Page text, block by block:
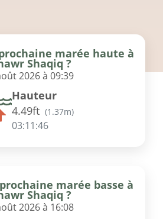
marée haute à
Shaqiq ?
2026 à 09:39
Hauteur
4.49ft (1.37m)
03:11:46
marée basse à
Shaqiq ?
2026 à 16:08